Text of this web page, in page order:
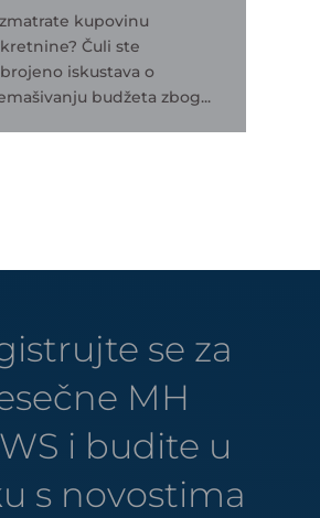
kupovinu
Čuli ste
iskustava o
budžeta zbog...
se za
MH
i budite u
s novostima